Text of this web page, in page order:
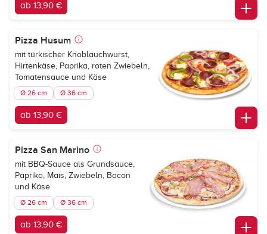
ab 13,90 €
Pizza Husum
mit türkischer Knoblauchwurst,
Hirtenkäse, Paprika, roten Zwiebeln,
Tomatensauce und Käse
Ø 26 cm Ø 36 cm
ab 13,90 €
Pizza San Marino
mit BBQ-Sauce als Grundsauce,
Paprika, Mais, Zwiebeln, Bacon
und Käse
Ø 26 cm Ø 36 cm
ab 13,90 €